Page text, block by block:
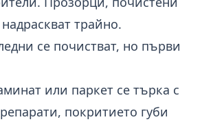
трайно.
се почистват, но първи
или паркет се търка с
покритието губи